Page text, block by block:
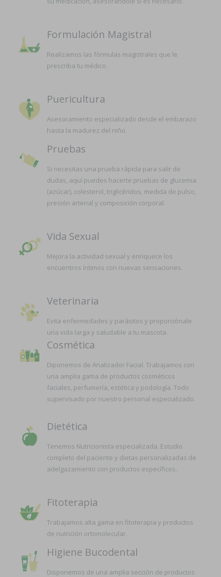
Formulación Magistral
Realizamos las fórmulas magistrales que le
prescriba tu médico.
Puericultura
Asesoramiento especializado desde el embarazo
hasta la madurez del niño.
Pruebas
Si necesitas una prueba rápida para salir de
dudas, aquí puedes hacerte pruebas de glucemia
(azúcar), colesterol, triglicéridos, medida de pulso,
presión arterial y composición corporal.
Vida Sexual
Mejora la actividad sexual y enriquece los
encuentros íntimos con nuevas sensaciones.
Veterinaria
Evita enfermedades y parásitos y proporciónale
una vida larga y saludable a tu mascota.
Cosmética
Diponemos de Analizador Facial. Trabajamos con
una amplia gama de productos cosméticos
faciales, perfumería, estética y podología. Todo
supervisado por nuestro personal especializado.
Dietética
Tenemos Nutricionista especializada. Estudio
completo del paciente y dietas personalizadas de
adelgazamiento con productos específicos.
Fitoterapia
Trabajamos alta gama en fitoterapia y productos
de nutrición ortomolecular.
Higiene Bucodental
Disponemos de una amplia sección de productos